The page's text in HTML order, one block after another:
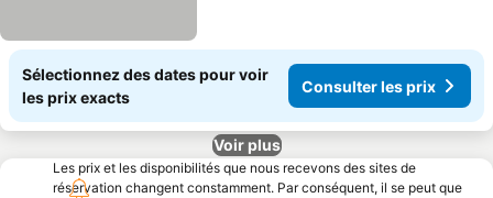
Sélectionnez des dates pour voir
les prix exacts
Consulter les prix
Voir plus
Les prix et les disponibilités que nous recevons des sites de
réservation changent constamment. Par conséquent, il se peut que